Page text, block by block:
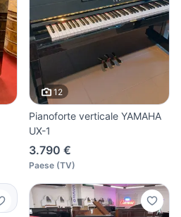
12
Pianoforte verticale YAMAHA
UX-1
3.790 €
Paese (TV)